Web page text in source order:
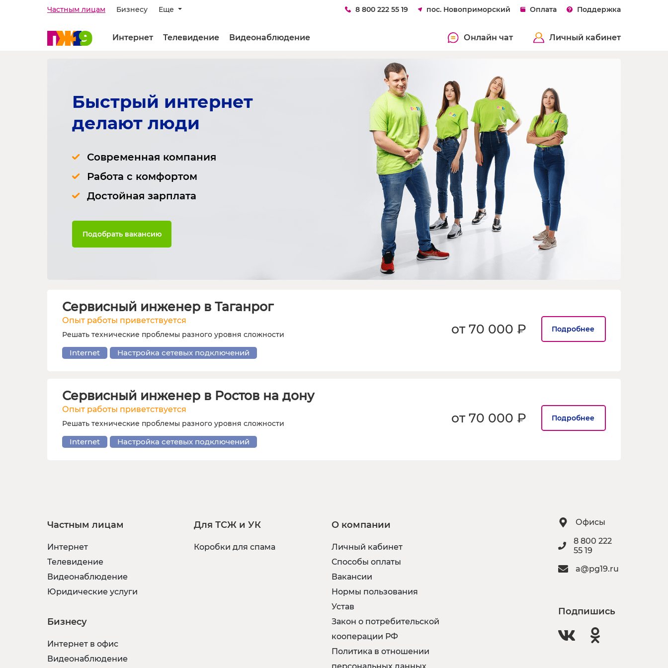
Частным лицам Бизнесу Еще 8 800 222 55 19 пос. Новоприморский Оплата Поддержка
Интернет Телевидение Видеонаблюдение Онлайн чат Личный кабинет
Быстрый интернет
делают люди
Современная компания
Работа с комфортом
Достойная зарплата
Подобрать вакансию
Сервисный инженер в Таганрог
Опыт работы приветствуется
Решать технические проблемы разного уровня сложности от 70 000 ₽ Подробнее
Internet Настройка сетевых подключений
Сервисный инженер в Ростов на дону
Опыт работы приветствуется
Решать технические проблемы разного уровня сложности от 70 000 ₽ Подробнее
Internet Настройка сетевых подключений
Частным лицам
Интернет
Телевидение
Видеонаблюдение
Юридические услуги
Бизнесу
Интернет в офис
Видеонаблюдение
Для ТСЖ и УК
Коробки для спама
О компании
Личный кабинет
Способы оплаты
Вакансии
Нормы пользования
Устав
Закон о потребительской
кооперации РФ
Политика в отношении
персональных данных
Офисы
8 800 222
55 19
a@pg19.ru
Подпишись